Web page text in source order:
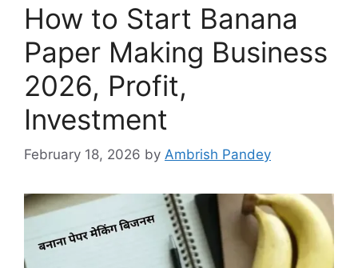
How to Start Banana
Paper Making Business
2026, Profit,
Investment
February 18, 2026 by Ambrish Pandey